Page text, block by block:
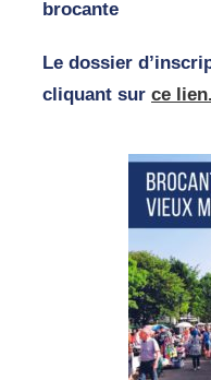
brocante
Le dossier
cliquant sur ce lien.